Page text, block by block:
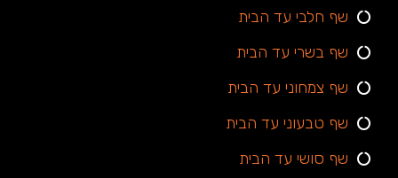
שף חלבי עד הבית
שף בשרי עד הבית
שף צמחוני עד הבית
שף טבעוני עד הבית
שף סושי עד הבית